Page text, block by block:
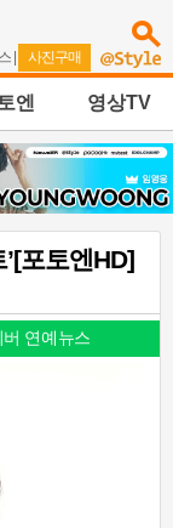
| 사진구매
엔 영상TV
포토엔HD]
버 연예뉴스